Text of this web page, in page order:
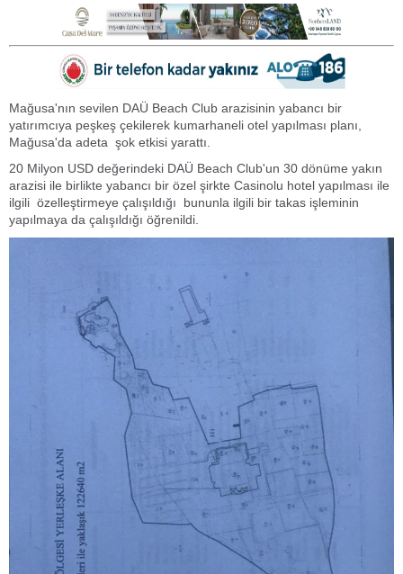
Mağusa'nın sevilen DAÜ Beach Club arazisinin yabancı bir
yatırımcıya peşkeş çekilerek kumarhaneli otel yapılması planı,
Mağusa'da adeta şok etkisi yarattı.
20 Milyon USD değerindeki DAÜ Beach Club'un 30 dönüme yakın
arazisi ile birlikte yabancı bir özel şirkte Casinolu hotel yapılması ile
ilgili özelleştirmeye çalışıldığı bununla ilgili bir takas işleminin
yapılmaya da çalışıldığı öğrenildi.